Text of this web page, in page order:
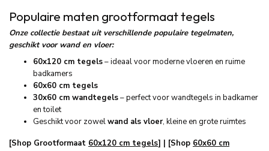
Populaire maten grootformaat tegels
Onze collectie bestaat uit verschillende populaire tegelmaten,
geschikt voor wand en vloer:
60x120 cm tegels– ideaal voor moderne vloeren en ruime
badkamers
60x60 cm tegels
30x60 cm wandtegels– perfect voor wandtegels in badkamer
en toilet
Geschikt voor zowelwand als vloer, kleine en grote ruimtes
[Shop Grootformaat 60x120 cm tegels] | [Shop 60x60 cm